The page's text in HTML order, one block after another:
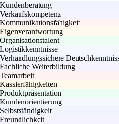
Kundenberatung
Verkaufskompetenz
Kommunikationsfähigkeit
Eigenverantwortung
Organisationstalent
Logistikkenntnisse
Verhandlungssichere
Fachliche Weiterbildung
Teamarbeit
Kassierfähigkeiten
Produktpräsentation
Kundenorientierung
Selbstständigkeit
Freundlichkeit